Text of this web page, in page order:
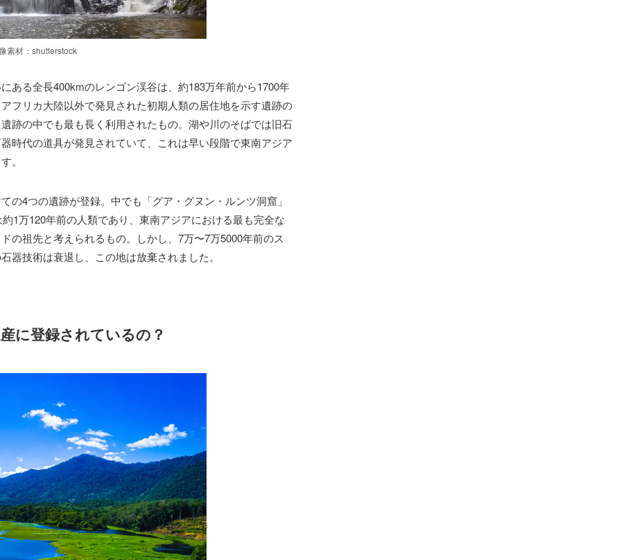
素材：shutterstock
ある全長400kmのレンゴン渓谷は、約183万年前から1700年
フリカ大陸以外で発見された初期人類の居住地を示す遺跡の
跡の中でも最も長く利用されたもの。湖や川のそばでは旧石
時代の道具が発見されていて、これは早い段階で東南アジア
。
の4つの遺跡が登録。中でも「グア・グヌン・ルンツ洞窟」
1万120年前の人類であり、東南アジアにおける最も完全な
の祖先と考えられるもの。しかし、7万〜7万5000年前のス
器技術は衰退し、この地は放棄されました。
に登録されているの？